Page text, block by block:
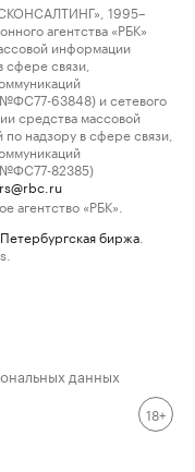
1995–
агентства «РБК»
информации
связи,
63848) и сетевого
средства массовой
надзору в сфере связи,
№ФС77-82385)
агентство «РБК».
биржа
данных
18+